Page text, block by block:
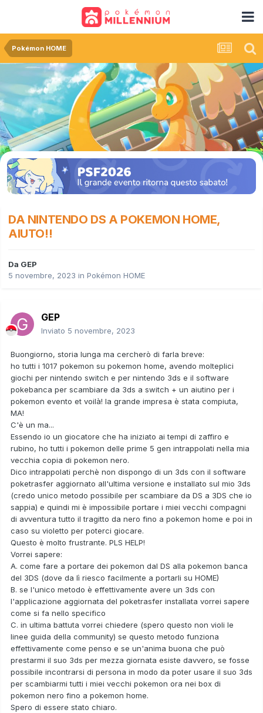
Pokémon HOME
DA NINTENDO DS A POKEMON HOME,
AIUTO!!
Da GEP
5 novembre, 2023 in Pokémon HOME
GEP
Inviato 5 novembre, 2023
Buongiorno, storia lunga ma cercherò di farla breve:
ho tutti i 1017 pokemon su pokemon home, avendo molteplici
giochi per nintendo switch e per nintendo 3ds e il software
pokebanca per scambiare da 3ds a switch + un aiutino per i
pokemon evento et voilà! la grande impresa è stata compiuta,
MA!
C'è un ma...
Essendo io un giocatore che ha iniziato ai tempi di zaffiro e
rubino, ho tutti i pokemon delle prime 5 gen intrappolati nella mia
vecchia copia di pokemon nero.
Dico intrappolati perchè non dispongo di un 3ds con il software
poketrasfer aggiornato all'ultima versione e installato sul mio 3ds
(credo unico metodo possibile per scambiare da DS a 3DS che io
sappia) e quindi mi è impossibile portare i miei vecchi compagni
di avventura tutto il tragitto da nero fino a pokemon home e poi in
caso su violetto per poterci giocare.
Questo è molto frustrante. PLS HELP!
Vorrei sapere:
A. come fare a portare dei pokemon dal DS alla pokemon banca
del 3DS (dove da lì riesco facilmente a portarli su HOME)
B. se l'unico metodo è effettivamente avere un 3ds con
l'applicazione aggiornata del poketrasfer installata vorrei sapere
come si fa nello specifico
C. in ultima battuta vorrei chiedere (spero questo non violi le
linee guida della community) se questo metodo funziona
effettivamente come penso e se un'anima buona che può
prestarmi il suo 3ds per mezza giornata esiste davvero, se fosse
possibile incontrarsi di persona in modo da poter usare il suo 3ds
per scambiarmi tutti i miei vecchi pokemon ora nei box di
pokemon nero fino a pokemon home.
Spero di essere stato chiaro.